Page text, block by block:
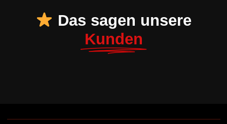
Das sagen unsere
Kunden